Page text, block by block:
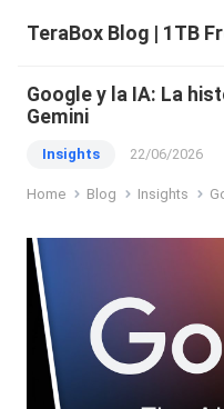
Google y la IA: La
Gemini
Insights 22/06/2026
Home Blog Insights